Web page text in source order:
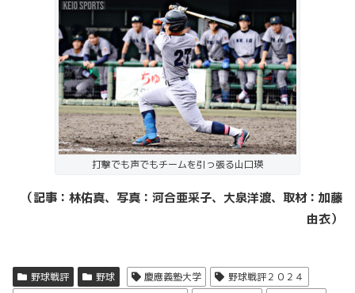
打撃でも声でもチームを引っ張る山口瑛
（記事：林佑真、写真：河合亜采子、大泉洋渡、取材：加藤
由衣）
野球戦評 野球 慶應義塾大学
野球戦評２０２４